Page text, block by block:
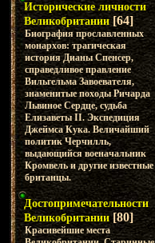
Исторические личности
Великобритании [64]
Биография прославленных
монархов: трагическая
история Дианы Спенсер,
справедливое правление
Вильгельма Завоевателя,
знаменитые походы Ричарда
Львиное Сердце, судьба
Елизаветы II. Экспедиция
Джеймса Кука. Величайший
политик Черчилль,
выдающийся военачальник
Кромвель и другие известные
британцы.
Достопримечательности
Великобритании [80]
Красивейшие места